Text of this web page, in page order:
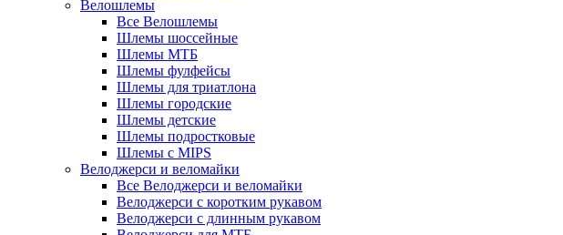
Велошлемы
Все Велошлемы
Шлемы шоссейные
Шлемы МТБ
Шлемы фулфейсы
Шлемы для триатлона
Шлемы городские
Шлемы детские
Шлемы подростковые
Шлемы с MIPS
Велоджерси и веломайки
Все Велоджерси и веломайки
Велоджерси с коротким рукавом
Велоджерси с длинным рукавом